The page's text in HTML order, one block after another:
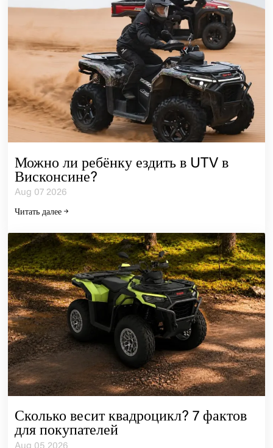
Можно ли ребёнку ездить в UTV в
Висконсине?
Aug 07 2026
Читать далее
Сколько весит квадроцикл? 7 фактов
для покупателей